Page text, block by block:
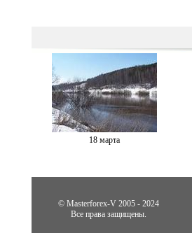
18 марта
© Masterforex-V 2005 - 2024
Все права защищены.